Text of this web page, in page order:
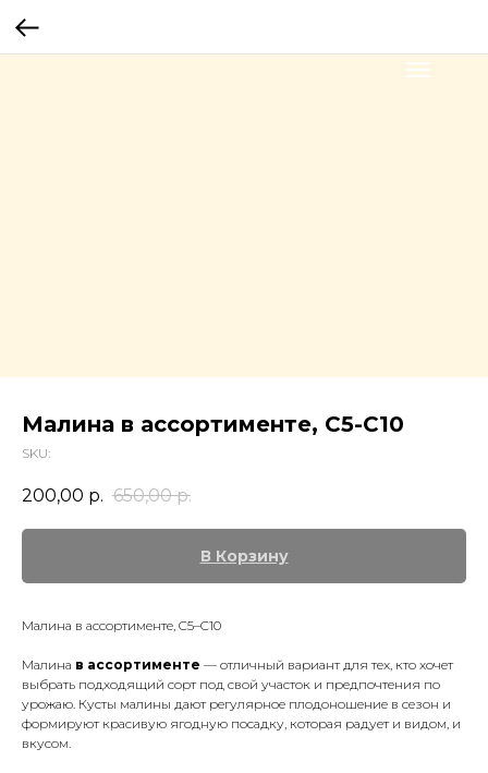
Малина в ассортименте, С5-С10
SKU:
200,00 р. 650,00 р.
В Корзину
Малина в ассортименте, C5–C10
Малина в ассортименте — отличный вариант для тех, кто хочет
выбрать подходящий сорт под свой участок и предпочтения по
урожаю. Кусты малины дают регулярное плодоношение в сезон и
формируют красивую ягодную посадку, которая радует и видом, и
вкусом.